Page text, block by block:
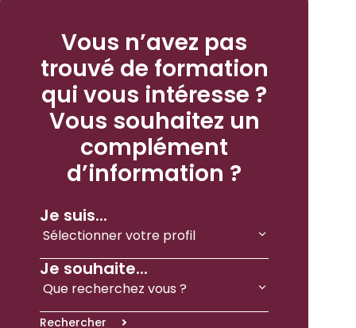
Vous n’avez pas
trouvé de formation
qui vous intéresse ?
Vous souhaitez un
complément
d’information ?
Je suis...
Je souhaite...
Rechercher